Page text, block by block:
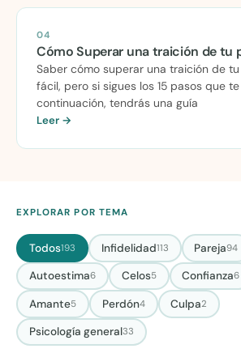
04
Cómo Superar una traición de tu
Saber cómo superar una traición de
fácil, pero si sigues los 15 pasos que
continuación, tendrás una guía
Leer →
EXPLORAR POR TEMA
Todos193 Infidelidad113 Pareja94
Autoestima6 Celos5 Confianza6
Amante5 Perdón4 Culpa2
Psicología general33